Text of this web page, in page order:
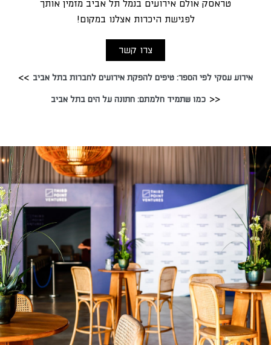
טראסק אולם אירועים בנמל תל אביב מזמין אותך
לפגישת היכרות אצלנו במקום!
צרו קשר
אירוע עסקי לפי הספר: טיפים להפקת אירועים לחברות בתל אביב
כמו שתמיד חלמתם: חתונה על הים בתל אביב